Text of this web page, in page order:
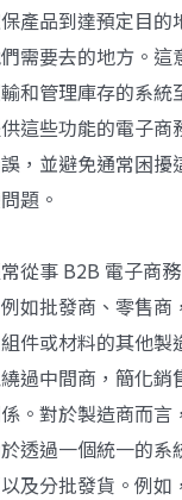
產品到達預定目的
需要去的地方。這
和管理庫存的系統
這些功能的電子商
，並避免通常困擾
題。
從事 B2B 電子商
如批發商、零售商
件或材料的其他製
過中間商，簡化銷
。對於製造商而言
透過一個統一的系
及分批發貨。例